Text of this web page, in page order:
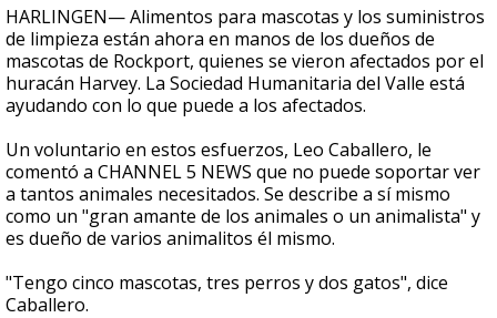
HARLINGEN— Alimentos para mascotas y los suministros
de limpieza están ahora en manos de los dueños de
mascotas de Rockport, quienes se vieron afectados por el
huracán Harvey. La Sociedad Humanitaria del Valle está
ayudando con lo que puede a los afectados.
Un voluntario en estos esfuerzos, Leo Caballero, le
comentó a CHANNEL 5 NEWS que no puede soportar ver
a tantos animales necesitados. Se describe a sí mismo
como un "gran amante de los animales o un animalista" y
es dueño de varios animalitos él mismo.
"Tengo cinco mascotas, tres perros y dos gatos", dice
Caballero.